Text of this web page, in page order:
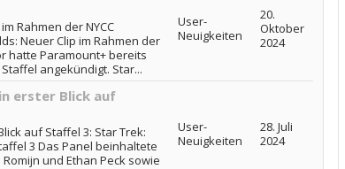
Rahmen der NYCC
Neuer Clip im Rahmen der
hatte Paramount+ bereits
angekündigt. Star...
User-
Neuigkeiten
20.
Oktober
2024
erster Blick auf
auf Staffel 3: Star Trek:
3 Das Panel beinhaltete
und Ethan Peck sowie
User-
Neuigkeiten
28. Juli
2024